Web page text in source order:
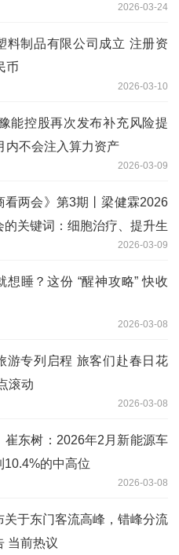
2026-03-24
料制品有限公司成立 注册资
币
2026-03-10
能控股再次发布补充风险提
内不会注入算力资产
2026-03-09
看两会》第3期丨梁健霖2026
的关键词：细胞治疗、提升生
2026-03-09
想睡？这份 “醒神攻略” 快收
2026-03-08
游专列启程 旅客们赴春日花
滚动
2026-03-08
崔东树：2026年2月新能源车
10.4%的中高位
2026-03-08
关于东门客流高峰，错峰分流
当前热议